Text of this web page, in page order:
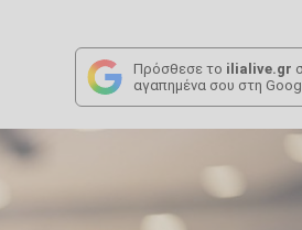
Πρόσθεσε το ilialive.gr
αγαπημένα σου στη